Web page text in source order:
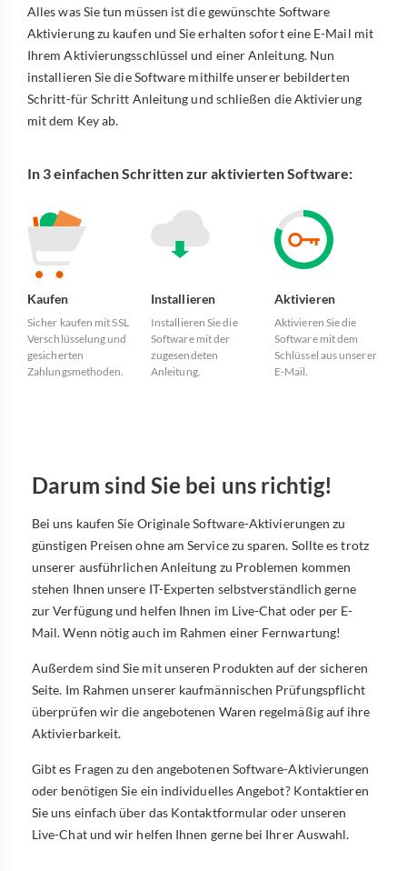
Alles was Sie tun müssen ist die gewünschte Software
Aktivierung zu kaufen und Sie erhalten sofort eine E-Mail mit
Ihrem Aktivierungsschlüssel und einer Anleitung. Nun
installieren Sie die Software mithilfe unserer bebilderten
Schritt-für Schritt Anleitung und schließen die Aktivierung
mit dem Key ab.
In 3 einfachen Schritten zur aktivierten Software:
Kaufen
Sicher kaufen mit SSL
Verschlüsselung und
gesicherten
Zahlungsmethoden.
Installieren
Installieren Sie die
Software mit der
zugesendeten
Anleitung.
Aktivieren
Aktivieren Sie die
Software mit dem
Schlüssel aus unserer
E-Mail.
Darum sind Sie bei uns richtig!
Bei uns kaufen Sie Originale Software-Aktivierungen zu
günstigen Preisen ohne am Service zu sparen. Sollte es trotz
unserer ausführlichen Anleitung zu Problemen kommen
stehen Ihnen unsere IT-Experten selbstverständlich gerne
zur Verfügung und helfen Ihnen im Live-Chat oder per E-
Mail. Wenn nötig auch im Rahmen einer Fernwartung!
Außerdem sind Sie mit unseren Produkten auf der sicheren
Seite. Im Rahmen unserer kaufmännischen Prüfungspflicht
überprüfen wir die angebotenen Waren regelmäßig auf ihre
Aktivierbarkeit.
Gibt es Fragen zu den angebotenen Software-Aktivierungen
oder benötigen Sie ein individuelles Angebot? Kontaktieren
Sie uns einfach über das Kontaktformular oder unseren
Live-Chat und wir helfen Ihnen gerne bei Ihrer Auswahl.